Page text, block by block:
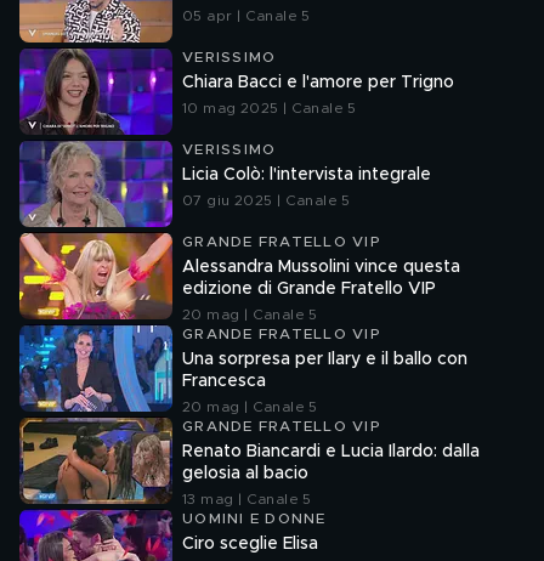
05 apr | Canale 5
VERISSIMO
Chiara Bacci e l'amore per Trigno
10 mag 2025 | Canale 5
VERISSIMO
Licia Colò: l'intervista integrale
07 giu 2025 | Canale 5
GRANDE FRATELLO VIP
Alessandra Mussolini vince questa
edizione di Grande Fratello VIP
20 mag | Canale 5
GRANDE FRATELLO VIP
Una sorpresa per Ilary e il ballo con
Francesca
20 mag | Canale 5
GRANDE FRATELLO VIP
Renato Biancardi e Lucia Ilardo: dalla
gelosia al bacio
13 mag | Canale 5
UOMINI E DONNE
Ciro sceglie Elisa